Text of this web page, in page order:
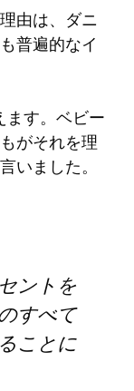
由は、ダニ
普遍的なイ
ます。ベビー
がそれを理
いました。
ントを
すべて
ことに